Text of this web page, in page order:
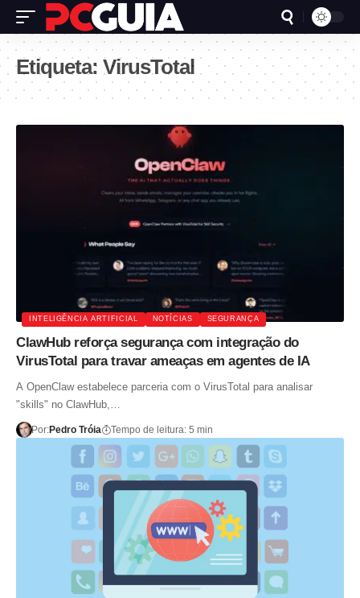
Etiqueta: VirusTotal
INTELIGÊNCIA ARTIFICIAL NOTÍCIAS SEGURANÇA
ClawHub reforça segurança com integração do
VirusTotal para travar ameaças em agentes de IA
A OpenClaw estabelece parceria com o VirusTotal para analisar
"skills" no ClawHub,…
Por:Pedro Tróia Tempo de leitura: 5 min